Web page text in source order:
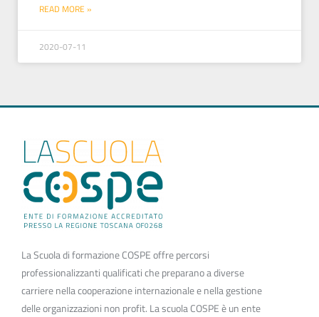
READ MORE »
2020-07-11
La Scuola di formazione COSPE offre percorsi
professionalizzanti qualificati che preparano a diverse
carriere nella cooperazione internazionale e nella gestione
delle organizzazioni non profit. La scuola COSPE è un ente